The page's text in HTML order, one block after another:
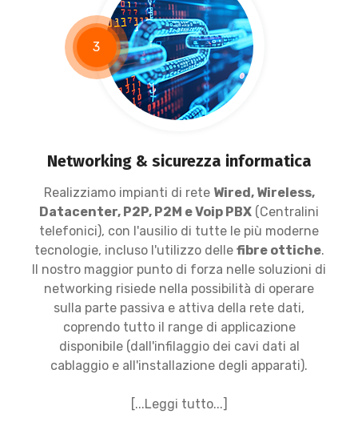
3
Networking & sicurezza informatica
Realizziamo impianti di rete Wired, Wireless,
Datacenter, P2P, P2M e Voip PBX (Centralini
telefonici), con l'ausilio di tutte le più moderne
tecnologie, incluso l'utilizzo delle fibre ottiche.
Il nostro maggior punto di forza nelle soluzioni di
networking risiede nella possibilità di operare
sulla parte passiva e attiva della rete dati,
coprendo tutto il range di applicazione
disponibile (dall'infilaggio dei cavi dati al
cablaggio e all'installazione degli apparati).
[...Leggi tutto...]